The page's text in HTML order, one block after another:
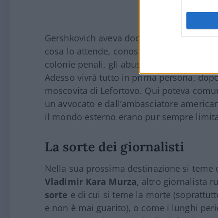
Gershkovich aveva documentatodiversi
cosa lo attende, conosce le condizioni
colonie penali, gli abusi, le violazioni dei
Adesso vivrà tutto in prima persona,
moscovita di Lefortovo. Qui poteva
un avvocato e dall’ambasciatore
il mondo esterno erano pur sempre
La sorte dei giornalisti
Nella sua prossima destinazione si teme
Vladimir Kara Murza, altro giornalista
sorte e di cui si teme la morte
e non è mai guarito), o come i lunghi